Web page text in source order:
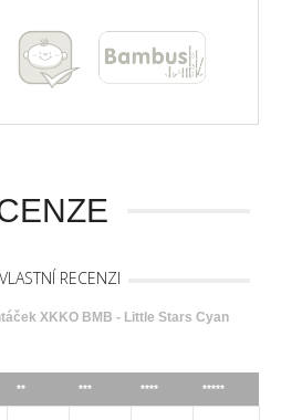
RECENZI
XKKO BMB - Little Stars Cyan
** *** **** *****